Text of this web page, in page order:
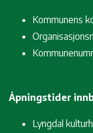
Kommunens
Åpningstider
Lyngdal